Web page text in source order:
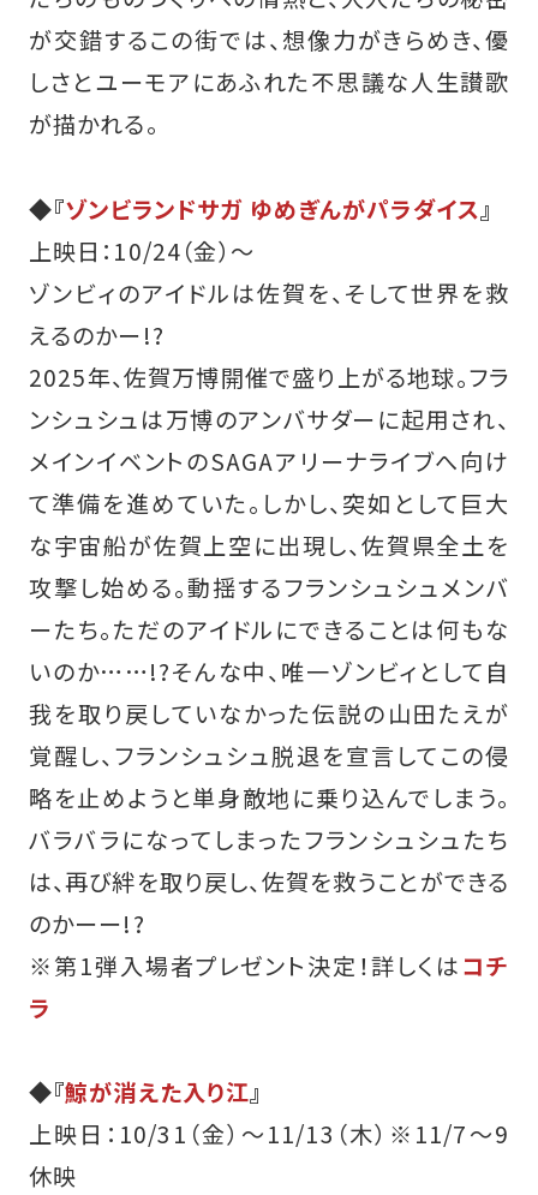
が交錯するこの街では、想像力がきらめき、優
しさとユーモアにあふれた不思議な人生讃歌
が描かれる。
◆『ゾンビランドサガ ゆめぎんがパラダイス』
上映日：10/24（金）～
ゾンビィのアイドルは佐賀を、そして世界を救
えるのかー!?
2025年、佐賀万博開催で盛り上がる地球。フラ
ンシュシュは万博のアンバサダーに起用され、
メインイベントのSAGAアリーナライブへ向け
て準備を進めていた。しかし、突如として巨大
な宇宙船が佐賀上空に出現し、佐賀県全土を
攻撃し始める。動揺するフランシュシュメンバ
ーたち。ただのアイドルにできることは何もな
いのか……!?そんな中、唯一ゾンビィとして自
我を取り戻していなかった伝説の山田たえが
覚醒し、フランシュシュ脱退を宣言してこの侵
略を止めようと単身敵地に乗り込んでしまう。
バラバラになってしまったフランシュシュたち
は、再び絆を取り戻し、佐賀を救うことができる
のかーー!?
※第1弾入場者プレゼント決定！詳しくはコチ
ラ
◆『鯨が消えた入り江』
上映日：10/31（金）～11/13（木）※11/7～9
休映